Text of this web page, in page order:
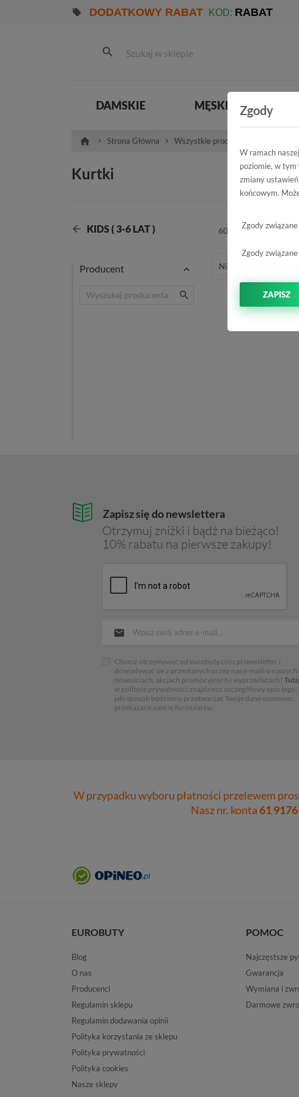
DODATKOWY RABAT KOD: RABAT
DAMSKIE MĘSKIE
Strona Główna Wszystkie produkty
Kurtki
KIDS ( 3-6 LAT )
Producent Nie możemy znaleźć
Zapisz się do newslettera
Otrzymuj zniżki i bądź na bieżąco!
10% rabatu na pierwsze zakupy!
Chcesz otrzymywać od eurobuty.com.pl newsletter i
dowiadywać sie z przesłanych przez nas e-maili o naszych
nowościach, akcjach promocyjnych i wyprzedażach? Tutaj
w polityce prywatności znajdziesz szczegółowy opis tego,
jaki sposób będziemy przetwarzać Twoje dane osobowe,
przekazane nam w formularzu.
W przypadku wyboru płatności przelewem
Nasz nr. konta61
EUROBUTY
Blog
O nas
Producenci
Regulamin sklepu
Regulamin dodawania opinii
Polityka korzystania ze sklepu
Polityka prywatności
Polityka cookies
Nasze sklepy
POMOC
Najczęstsze
Gwarancja
Wymiana i
Darmowe
Zgody
W ramach
poziomie, w
zmiany
końcowym.
Zgody
Zgody
ZAPISZ